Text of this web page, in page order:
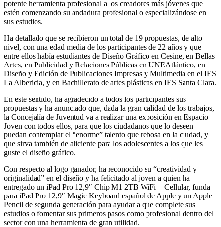
potente herramienta profesional a los creadores más jóvenes que
estén comenzando su andadura profesional o especializándose en
sus estudios.
Ha detallado que se recibieron un total de 19 propuestas, de alto
nivel, con una edad media de los participantes de 22 años y que
entre ellos había estudiantes de Diseño Gráfico en Cesine, en Bellas
Artes, en Publicidad y Relaciones Públicas en UNEAtlántico, en
Diseño y Edición de Publicaciones Impresas y Multimedia en el IES
La Albericia, y en Bachillerato de artes plásticas en IES Santa Clara.
En este sentido, ha agradecido a todos los participantes sus
propuestas y ha anunciado que, dada la gran calidad de los trabajos,
la Concejalía de Juventud va a realizar una exposición en Espacio
Joven con todos ellos, para que los ciudadanos que lo deseen
puedan contemplar el “enorme” talento que rebosa en la ciudad, y
que sirva también de aliciente para los adolescentes a los que les
guste el diseño gráfico.
Con respecto al logo ganador, ha reconocido su “creatividad y
originalidad” en el diseño y ha felicitado al joven a quien ha
entregado un iPad Pro 12,9″ Chip M1 2TB WiFi + Cellular, funda
para iPad Pro 12,9″ Magic Keyboard español de Apple y un Apple
Pencil de segunda generación para ayudar a que complete sus
estudios o fomentar sus primeros pasos como profesional dentro del
sector con una herramienta de gran utilidad.